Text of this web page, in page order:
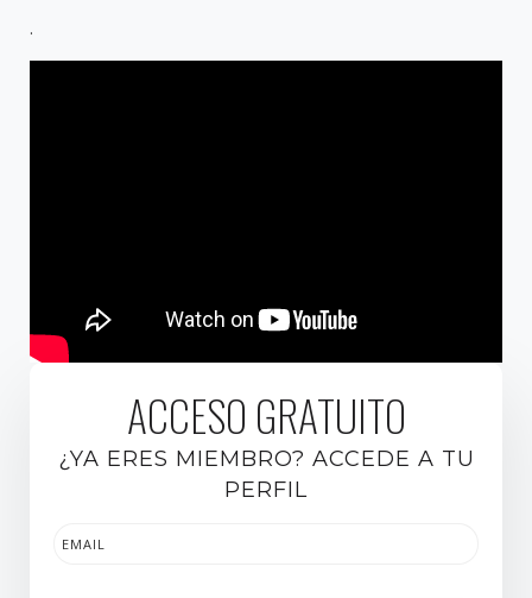
.
ACCESO GRATUITO
¿YA ERES MIEMBRO? ACCEDE A TU
PERFIL